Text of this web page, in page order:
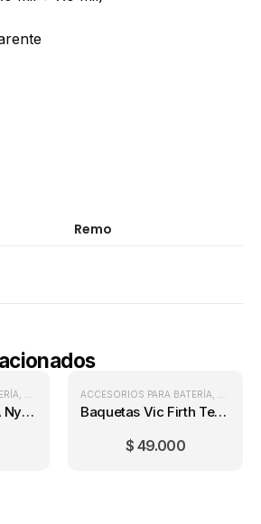
Remo
BAQUETAS PARA BATERÍA ,BATERÍAS
Baquetas Nova 7A Nylon
ACCESORIOS PARA BATERÍA
Baquetas Vic Firth Terra 7A Madera
$ 49.000